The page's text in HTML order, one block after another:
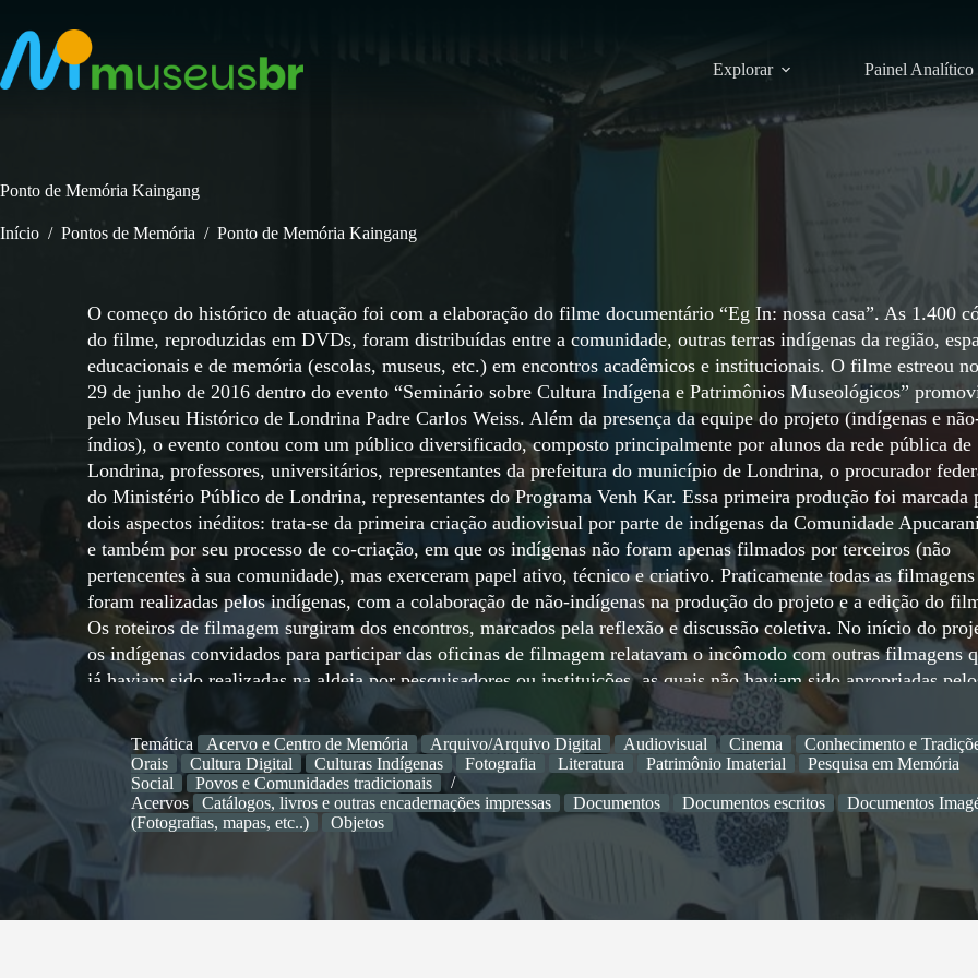
para
conteúdo
Explorar Painel Analítico
Ponto de Memória Kaingang
Início / Pontos de Memória / Ponto de Memória Kaingang
O começo do histórico de atuação foi com a elaboração do filme documentário “Eg In: nossa casa”. As 1.400
do filme, reproduzidas em DVDs, foram distribuídas entre a comunidade, outras terras indígenas da região,
educacionais e de memória (escolas, museus, etc.) em encontros acadêmicos e institucionais. O filme estreou
29 de junho de 2016 dentro do evento “Seminário sobre Cultura Indígena e Patrimônios Museológicos”
pelo Museu Histórico de Londrina Padre Carlos Weiss. Além da presença da equipe do projeto (indígenas e
índios), o evento contou com um público diversificado, composto principalmente por alunos da rede pública de
Londrina, professores, universitários, representantes da prefeitura do município de Londrina, o procurador
do Ministério Público de Londrina, representantes do Programa Venh Kar. Essa primeira produção foi marcada
dois aspectos inéditos: trata-se da primeira criação audiovisual por parte de indígenas da Comunidade
e também por seu processo de co-criação, em que os indígenas não foram apenas filmados por terceiros (não
pertencentes à sua comunidade), mas exerceram papel ativo, técnico e criativo. Praticamente todas as filmagens
foram realizadas pelos indígenas, com a colaboração de não-indígenas na produção do projeto e a edição do
Os roteiros de filmagem surgiram dos encontros, marcados pela reflexão e discussão coletiva. No início do
os indígenas convidados para participar das oficinas de filmagem relatavam o incômodo com outras filmagens
já haviam sido realizadas na aldeia por pesquisadores ou instituições, as quais não haviam sido apropriadas
indígenas e cuja finalidade aparecia em seus discursos como algo incompreendido e distante. A partir dessa
visibilidade, em 2016, a direção do Museu Histórico de Londrina convidou a equipe indígena e não indígena do
CMCK a colaborar na reconstrução da exposição permanente do museu com o objetivo de incluir a história dos
índios na exposição, contada por eles. Esta parceria com o Museu Histórico de Londrina resultou em vários
encontros, realizados durante o ano de 2017, para elaboração da exposição museológica dessa memória. A
da equipe do CMCK alguns anciões da comunidade se juntaram ao grupo para ajudar a discutir a composição do
espaço e também na identificação de fotos da comunidade do Apucaraninha que faziam parte do acervo do
mas que não estavam catalogadas. Essa discussão resultou em uma planta baixa e perspectivas projetadas por
técnica do museu para a modificação da antessala que abre a ala de exposição permanente da instituição. Além
Temática Acervo e Centro de Memória Arquivo/Arquivo Digital Audiovisual Cinema
Conhecimento e
Orais
Cultura Digital Culturas Indígenas Fotografia Literatura Patrimônio Imaterial
Pesquisa em Memória
Social
Povos e Comunidades tradicionais
Acervos
Catálogos, livros e outras encadernações impressas Documentos Documentos escritos
Documentos
(Fotografias, mapas, etc..)
Objetos